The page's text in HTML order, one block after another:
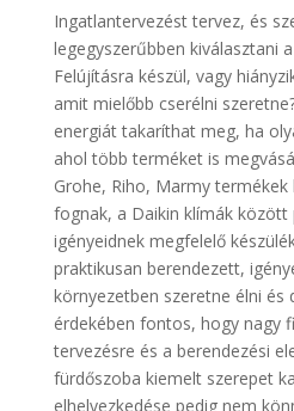
Ingatlantervezést tervez, és
legegyszerűbben kiválasztani
Felújításra készül, vagy
amit mielőbb cserélni
energiát takaríthat meg, ha
ahol több terméket is
Grohe, Riho, Marmy
fognak, a Daikin klímák
igényeidnek megfelelő
praktikusan berendezett,
környezetben szeretne élni és
érdekében fontos, hogy nagy
tervezésre és a berendezési
fürdőszoba kiemelt szerepet
elhelyezkedése pedig nem